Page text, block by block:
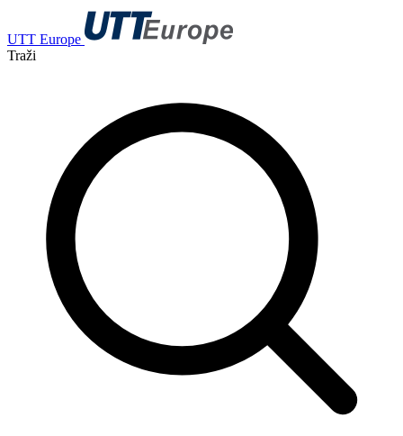
UTT Europe
Traži